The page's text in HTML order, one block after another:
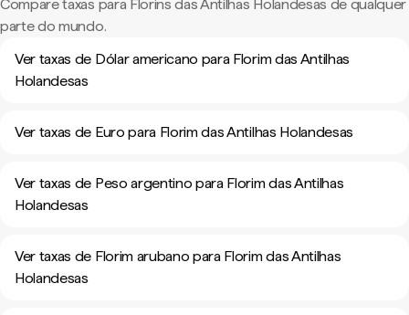
Compare taxas para Florins das Antilhas Holandesas de qualquer
parte do mundo.
Ver taxas de Dólar americano para Florim das Antilhas
Holandesas
Ver taxas de Euro para Florim das Antilhas Holandesas
Ver taxas de Peso argentino para Florim das Antilhas
Holandesas
Ver taxas de Florim arubano para Florim das Antilhas
Holandesas